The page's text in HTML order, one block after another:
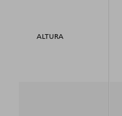
ALTURA